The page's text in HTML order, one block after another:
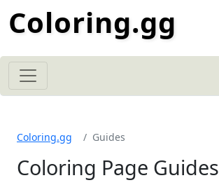
Coloring.gg
Coloring.gg Guides
Coloring Page Guides